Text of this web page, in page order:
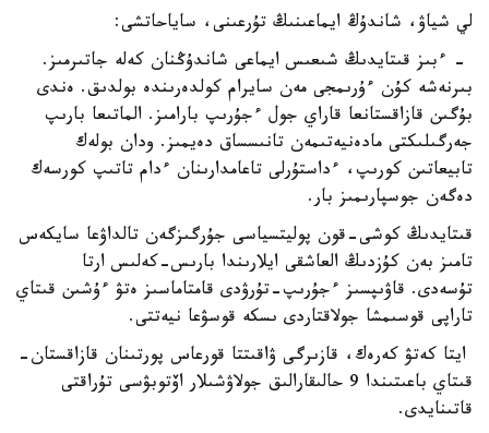
لي شياۋ، شاندۇڭ ايماعىنىڭ تۇرعىنى، ساياحاتشى:
- ءبىز قىتايدىڭ شىعىس ايماعى شاندۇڭنان كەلە جاتىرمىز.
بىرنەشە كۇن ءۇرىمجى مەن سايرام كولدەرىندە بولدىق. ەندى
بۇگىن قازاقستانعا قاراي جول ءجۇرىپ بارامىز. الماتىعا بارىپ
جەرگىلىكتى مادەنيەتىمەن تانىسساق دەيمىز. ودان بولەك
تابيعاتىن كورىپ، ءداستۇرلى تاعامدارىنان ءدام تاتىپ كورسەك
دەگەن جوسپارىمىز بار.
قىتايدىڭ كوشى-قون پوليتسياسى جۇرگىزگەن تالداۋعا سايكەس
تامىز بەن كۇزدىڭ العاشقى ايلارىندا بارىس-كەلىس ارتا
تۇسەدى. قاۋىپسىز ءجۇرىپ-تۇرۋدى قامتاماسىز ەتۋ ءۇشىن قىتاي
تاراپى قوسىمشا جولاقتاردى ىسكە قوسۋعا نيەتتى.
ايتا كەتۋ كەرەك، قازىرگى ۋاقىتتا قورعاس پورتىنان قازاقستان-
قىتاي باعىتىندا 9 حالىقارالىق جولاۋشىلار اۆتوبۋسى تۇراقتى
قاتىنايدى.